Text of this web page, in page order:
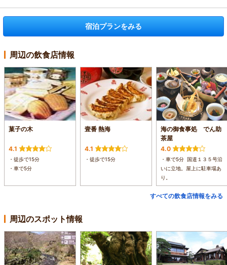
宿泊プランをみる
周辺の飲食店情報
菓子の木
4.1
・徒歩で15分
・車で5分
壹番 熱海
4.1
・徒歩で15分
海の御食事処 でん助
茶屋
4.0
・車で5分 国道１３５号沿
いに立地。屋上に駐車場あ
り。
すべての飲食店情報をみる
周辺のスポット情報